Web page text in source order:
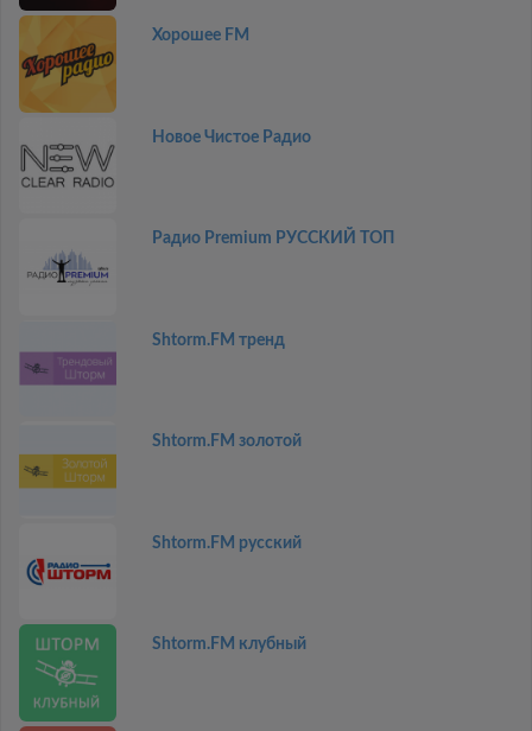
Хорошее FM
Новое Чистое Радио
Радио Premium РУССКИЙ ТОП
Shtorm.FM тренд
Shtorm.FM золотой
Shtorm.FM русский
Shtorm.FM клубный